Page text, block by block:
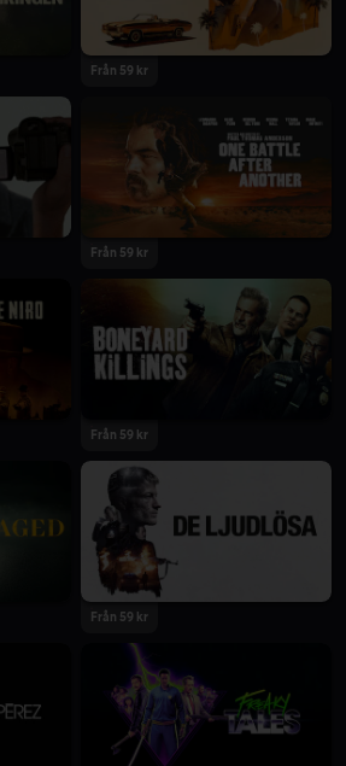
Från 59 kr
2025
Från 59 kr
2024
Från 59 kr
Från 59 kr